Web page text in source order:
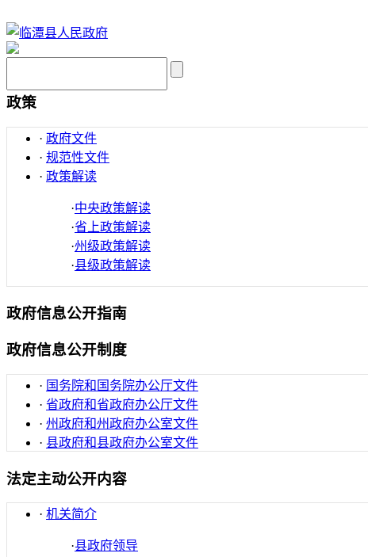
政策
· 政府文件
· 规范性文件
· 政策解读
·中央政策解读
·省上政策解读
·州级政策解读
·县级政策解读
政府信息公开指南
政府信息公开制度
· 国务院和国务院办公厅文件
· 省政府和省政府办公厅文件
· 州政府和州政府办公室文件
· 县政府和县政府办公室文件
法定主动公开内容
· 机关简介
·县政府领导